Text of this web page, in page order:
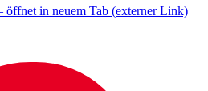
öffnet in neuem Tab (externer Link)